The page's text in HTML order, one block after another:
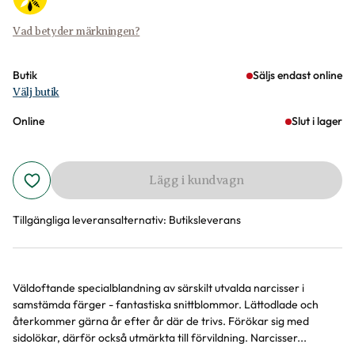
Vad betyder märkningen?
Butik Säljs endast online
Välj butik
Online Slut i lager
Lägg i kundvagn
Tillgängliga leveransalternativ: Butiksleverans
Produktinformation
Väldoftande specialblandning av särskilt utvalda narcisser i
samstämda färger - fantastiska snittblommor. Lättodlade och
återkommer gärna år efter år där de trivs. Förökar sig med
sidolökar, därför också utmärkta till förvildning. Narcisser...